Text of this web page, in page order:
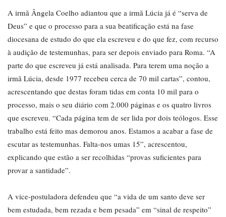
A irmã Ângela Coelho adiantou que a irmã Lúcia já é “serva de
Deus” e que o processo para a sua beatificação está na fase
diocesana de estudo do que ela escreveu e do que fez, com recurso
à audição de testemunhas, para ser depois enviado para Roma. “A
parte do que escreveu já está analisada. Para terem uma noção a
irmã Lúcia, desde 1977 recebeu cerca de 70 mil cartas”, contou,
acrescentando que destas foram tidas em conta 10 mil para o
processo, mais o seu diário com 2.000 páginas e os quatro livros
que escreveu. “Cada página tem de ser lida por dois teólogos. Esse
trabalho está feito mas demorou anos. Estamos a acabar a fase de
escutar as testemunhas. Falta-nos umas 15”, acrescentou,
explicando que estão a ser recolhidas “provas suficientes para
provar a santidade”.
A vice-postuladora defendeu que “a vida de um santo deve ser
bem estudada, bem rezada e bem pesada” em “sinal de respeito”